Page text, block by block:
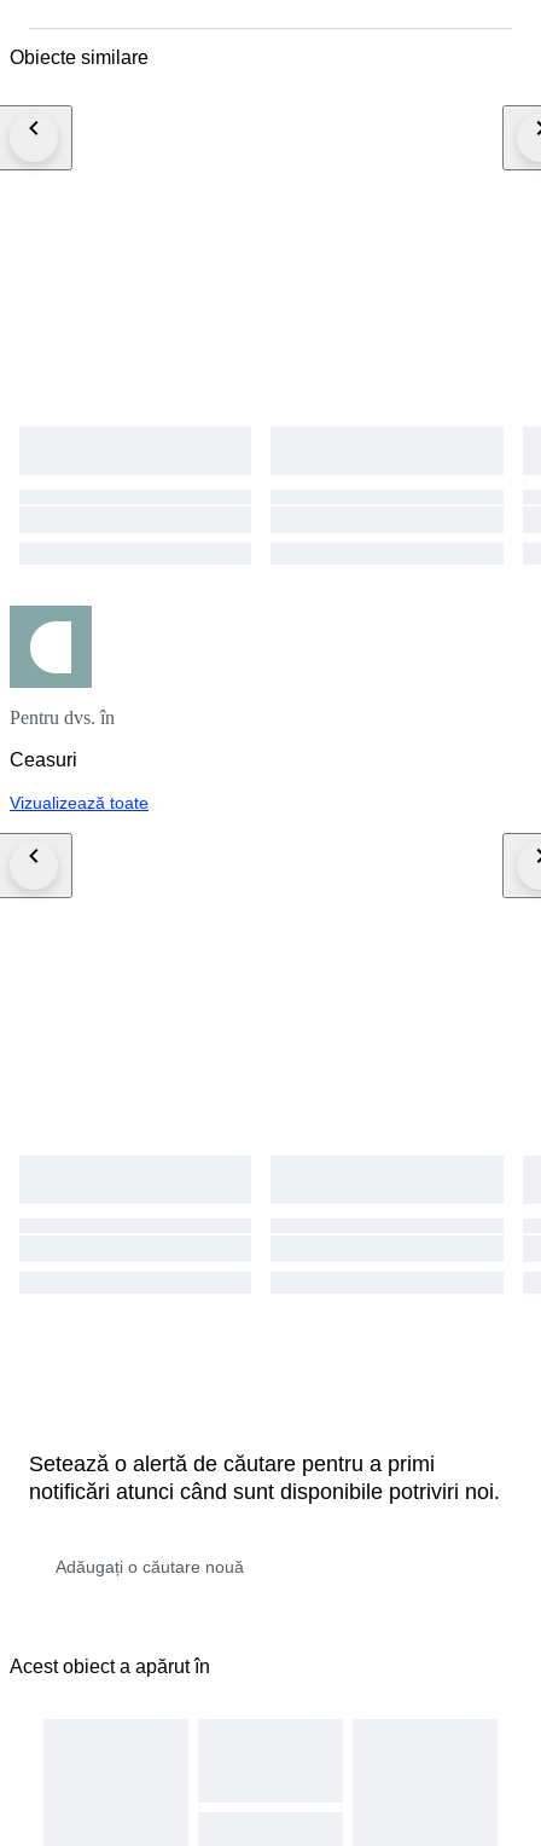
winning bidder decides to cancel / withdraw they will bear risk , cost of all
Obiecte similare
Pentru dvs. în
Ceasuri
Vizualizează toate
Setează o alertă de căutare pentru a primi
notificări atunci când sunt disponibile potriviri noi.
Acest obiect a apărut în